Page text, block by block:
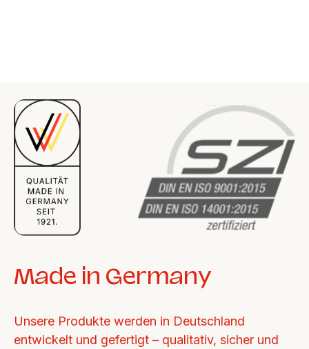
Made in Germany
Unsere Produkte werden in Deutschland
entwickelt und gefertigt – qualitativ, sicher und